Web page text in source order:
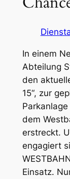
In einem
Abteilung
den
15“, zur
dem
erstreckt.
engagiert
Einsatz.